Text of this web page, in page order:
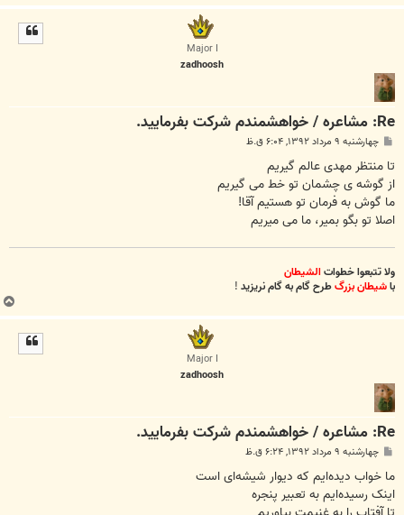
ا
Major I
zadhoosh
Re: مشاعره / خواهشمندم شرکت بفرماييد.
پ
ت
چهارشنبه ۹ مرداد ۱۳۹۲, ۶:۰۴ ق.ظ
تا منتظر مهدی عالم گیریم
از گوشه ی چشمان تو خط می گیریم
ما گوش به فرمان تو هستیم آقا!
اصلا تو بگو بمیر، ما می میریم
ولا تتبعوا خطواتالشیطان
باشیطان بزرگطرح گام به گام نریزید!
ب
ا
Major I
zadhoosh
Re: مشاعره / خواهشمندم شرکت بفرماييد.
پ
ت
چهارشنبه ۹ مرداد ۱۳۹۲, ۶:۲۴ ق.ظ
ما خواب دیده‌ایم که دیوار شیشه‌ای است
اینک رسیده‌ایم به تعبیر پنجره